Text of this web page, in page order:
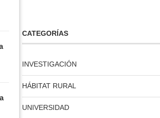
CATEGORÍAS
INVESTIGACIÓN
HÁBITAT RURAL
UNIVERSIDAD